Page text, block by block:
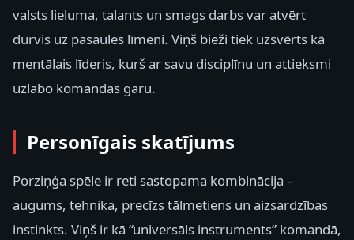
valsts lieluma, talants un smags darbs var atvērt
durvis uz pasaules līmeni. Viņš bieži tiek uzsvērts kā
mentālais līderis, kurš ar savu disciplīnu un attieksmi
uzlabo komandas garu.
Personīgais skatījums
Porziņģa spēle ir reti sastopama kombinācija –
augums, tehnika, precīzs tālmetiens un aizsardzības
instinkts. Viņš ir kā “universāls instruments” komandā,